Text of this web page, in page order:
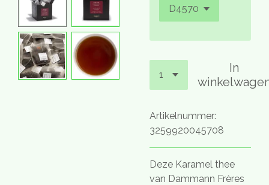
In
Artikelnummer:
3259920045708
Deze Karamel thee
van Dammann Frères